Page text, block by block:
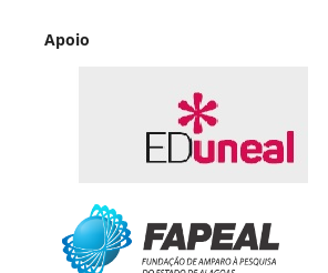
Apoio